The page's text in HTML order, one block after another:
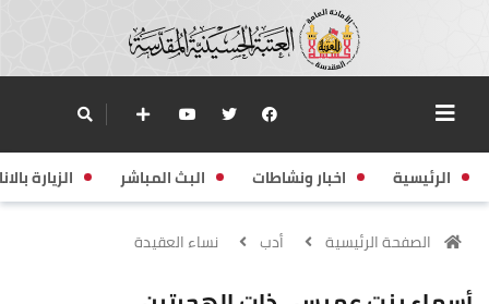
الرئيسية اخبار ونشاطات البث المباشر الزيارة
الصفحة الرئيسية أدب نساء العقيدة